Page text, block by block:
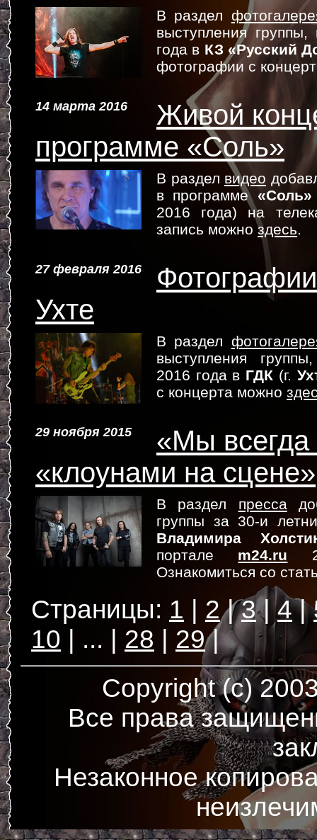
В раздел
выступления
года в КЗ «Русский
фотографии с
14 марта 2016
Живой
программе «Соль»
В раздел видео
в программе «Соль»
2016 года) на
запись можноздесь.
27 февраля 2016
Ухте
В раздел
выступления
2016 года в ГДК (г.
с концерта можно
29 ноября 2015
«Мы всегда
«клоунами на сцене»
В раздел пресса
группы за 30-и
Владимира
портале m24.ru
Ознакомиться со
1 2 3 4
10
... 28
29
Copyright (c)
Все права
Незаконное